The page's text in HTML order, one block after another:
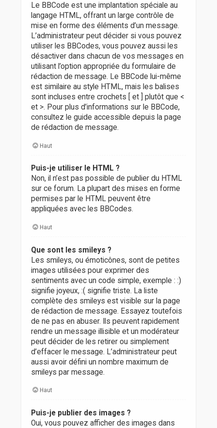
Le BBCode est une implantation spéciale au
langage HTML, offrant un large contrôle de
mise en forme des éléments d’un message.
L’administrateur peut décider si vous pouvez
utiliser les BBCodes, vous pouvez aussi les
désactiver dans chacun de vos messages en
utilisant l’option appropriée du formulaire de
rédaction de message. Le BBCode lui-même
est similaire au style HTML, mais les balises
sont incluses entre crochets [ et ] plutôt que <
et >. Pour plus d’informations sur le BBCode,
consultez le guide accessible depuis la page
de rédaction de message.
Haut
Puis-je utiliser le HTML ?
Non, il n’est pas possible de publier du HTML
sur ce forum. La plupart des mises en forme
permises par le HTML peuvent être
appliquées avec les BBCodes.
Haut
Que sont les smileys ?
Les smileys, ou émoticônes, sont de petites
images utilisées pour exprimer des
sentiments avec un code simple, exemple : :)
signifie joyeux, :( signifie triste. La liste
complète des smileys est visible sur la page
de rédaction de message. Essayez toutefois
de ne pas en abuser. Ils peuvent rapidement
rendre un message illisible et un modérateur
peut décider de les retirer ou simplement
d’effacer le message. L’administrateur peut
aussi avoir défini un nombre maximum de
smileys par message.
Haut
Puis-je publier des images ?
Oui, vous pouvez afficher des images dans